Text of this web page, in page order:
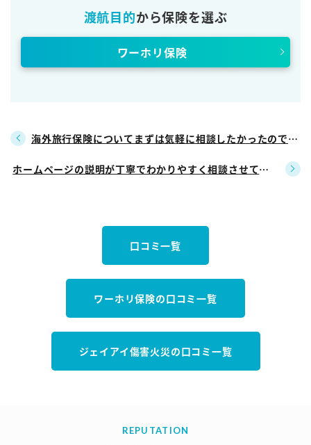
渡航目的から保険を選ぶ
ワーホリ保険
海外旅行保険についてまずは気軽に相談したかったので、
ホームページの説明が丁寧でわかりやすく相談させていた
口コミ一覧
ワーホリ保険の口コミ一覧
ジェイアイ傷害火災の口コミ一覧
REPUTATION